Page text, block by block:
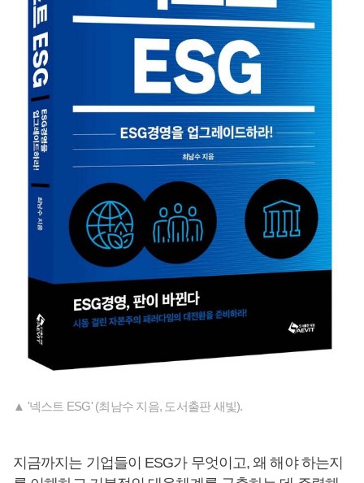
▲ '넥스트 ESG' (최남수 지음, 도서출판 새빛).
지금까지는 기업들이 ESG가 무엇이고, 왜 해야 하는지